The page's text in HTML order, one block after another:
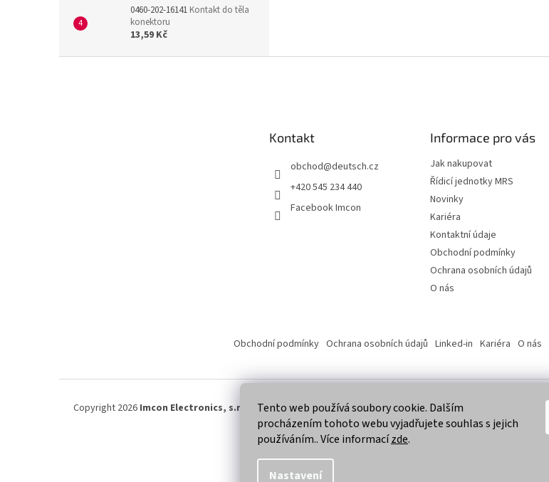
Tento web používá soubory cookie. Dalším
procházením tohoto webu vyjadřujete souhlas s jejich
používáním.. Více informacízde.
Nastavení
0460-202-16141 Kontakt do těla
konektoru
13,59 Kč
Kontakt
obchod@deutsch.cz
+420 545 234 440
Facebook Imcon
Informace pro vás
Jak nakupovat
Řídicí jednotky MRS
Novinky
Kariéra
Kontaktní údaje
Obchodní podmínky
Ochrana osobních údajů
O nás
Obchodní podmínky Ochrana osobních údajů Linked-in Kariéra O nás
Copyright 2026 Imcon Electronics, s.r.o. . Všechna práva vyhrazena.